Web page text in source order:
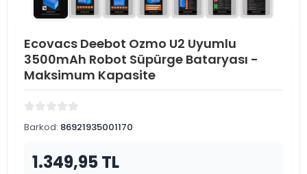
Ecovacs Deebot Ozmo U2 Uyumlu
3500mAh Robot Süpürge Bataryası -
Maksimum Kapasite
Barkod: 86921935001170
1.349,95 TL